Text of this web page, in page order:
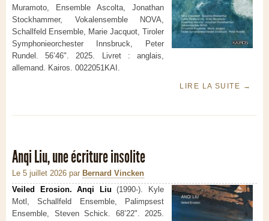
Muramoto, Ensemble Ascolta, Jonathan
Stockhammer, Vokalensemble NOVA,
Schallfeld Ensemble, Marie Jacquot, Tiroler
Symphonieorchester Innsbruck, Peter
Rundel. 56’46". 2025. Livret : anglais,
allemand. Kairos. 0022051KAI.
LIRE LA SUITE →
Anqi Liu, une écriture insolite
Le 5 juillet 2026 par Bernard Vincken
Veiled Erosion. Anqi Liu(1990-). Kyle
Motl, Schallfeld Ensemble, Palimpsest
Ensemble, Steven Schick. 68’22". 2025.